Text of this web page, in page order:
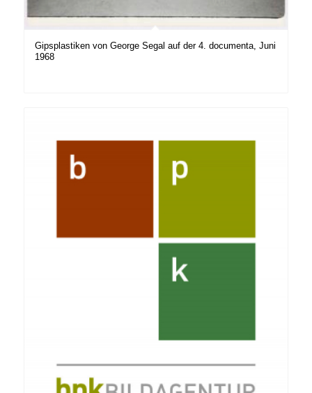
Gipsplastiken von George Segal auf der 4. documenta, Juni
1968